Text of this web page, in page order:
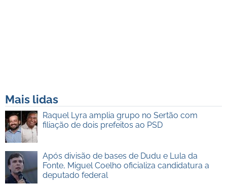
Mais lidas
Raquel Lyra amplia grupo no Sertão com
filiação de dois prefeitos ao PSD
Após divisão de bases de Dudu e Lula da
Fonte, Miguel Coelho oficializa candidatura a
deputado federal